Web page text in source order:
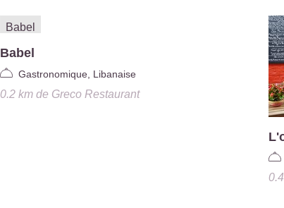
Babel
Gastronomique, Libanaise
0.2 kmde Greco Restaurant